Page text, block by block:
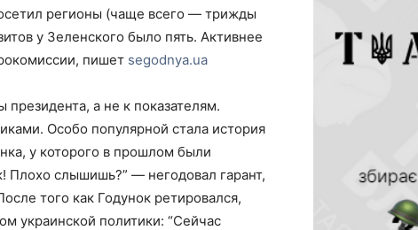
регионы (чаще всего — трижды
у Зеленского было пять. Активнее
пишет segodnya.ua
а не к показателям.
Особо популярной стала история
у которого в прошлом были
Плохо слышишь?” — негодовал гарант,
того как Годунок ретировался,
украинской политики: “Сейчас